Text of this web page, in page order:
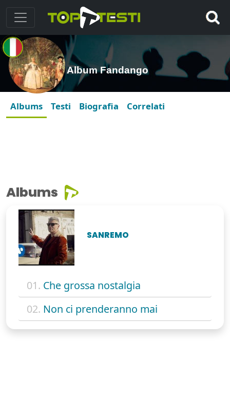
Album Fandango
Albums Testi Biografia Correlati
Albums
SANREMO
01. Che grossa nostalgia
02. Non ci prenderanno mai